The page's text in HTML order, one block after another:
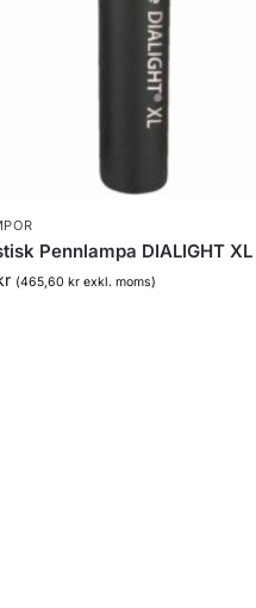
Pennlampa DIALIGHT XL
(465,60kr exkl. moms)